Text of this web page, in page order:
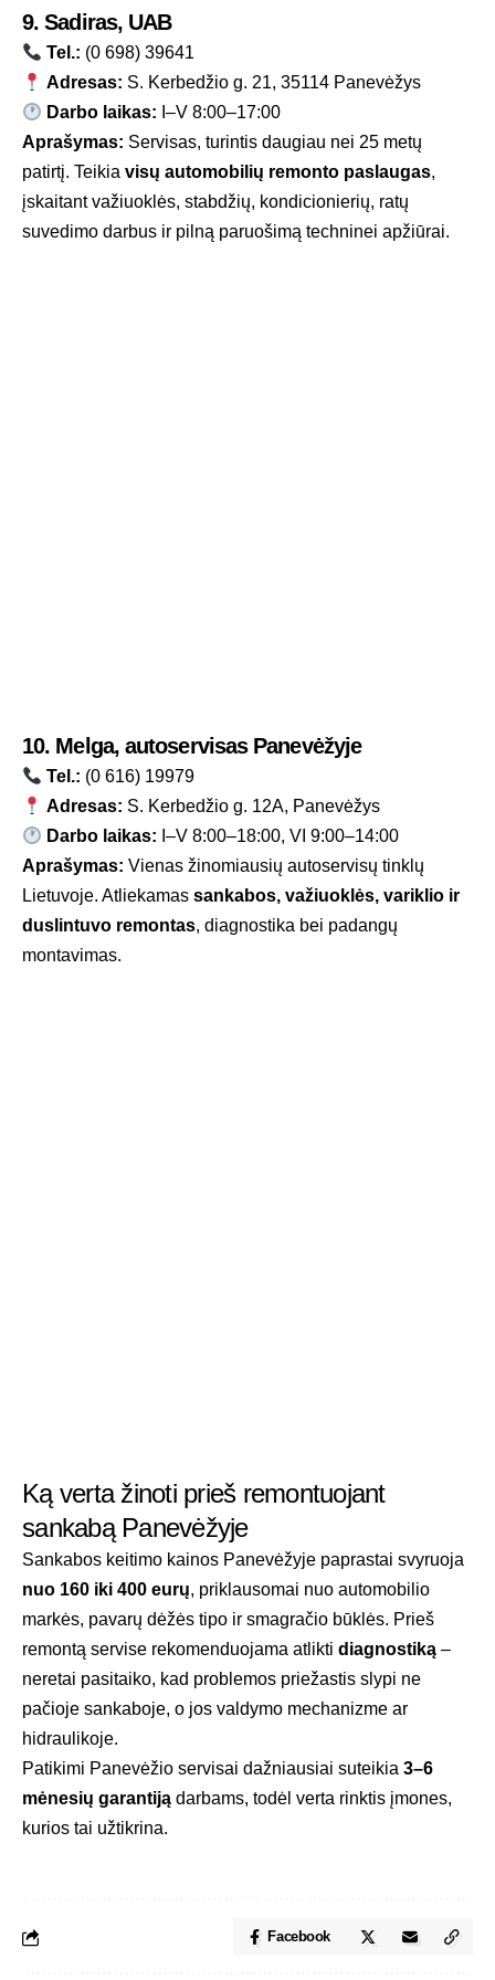
9. Sadiras, UAB
Tel.: (0 698) 39641
Adresas: S. Kerbedžio g. 21, 35114 Panevėžys
Darbo laikas: I–V 8:00–17:00
Aprašymas: Servisas, turintis daugiau nei 25 metų
patirtį. Teikia visų automobilių remonto paslaugas,
įskaitant važiuoklės, stabdžių, kondicionierių, ratų
suvedimo darbus ir pilną paruošimą techninei apžiūrai.
10. Melga, autoservisas Panevėžyje
Tel.: (0 616) 19979
Adresas: S. Kerbedžio g. 12A, Panevėžys
Darbo laikas: I–V 8:00–18:00, VI 9:00–14:00
Aprašymas: Vienas žinomiausių autoservisų tinklų
Lietuvoje. Atliekamas sankabos, važiuoklės, variklio ir
duslintuvo remontas, diagnostika bei padangų
montavimas.
Ką verta žinoti prieš remontuojant
sankabą Panevėžyje
Sankabos keitimo kainos Panevėžyje paprastai svyruoja
nuo 160 iki 400 eurų, priklausomai nuo automobilio
markės, pavarų dėžės tipo ir smagračio būklės. Prieš
remontą servise rekomenduojama atlikti diagnostiką –
neretai pasitaiko, kad problemos priežastis slypi ne
pačioje sankaboje, o jos valdymo mechanizme ar
hidraulikoje.
Patikimi Panevėžio servisai dažniausiai suteikia 3–6
mėnesių garantiją darbams, todėl verta rinktis įmones,
kurios tai užtikrina.
Facebook